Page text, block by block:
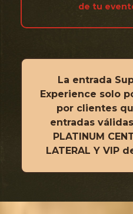
de tu
La entrada
Experience solo
por clientes
entradas
PLATINUM
LATERAL Y VIP